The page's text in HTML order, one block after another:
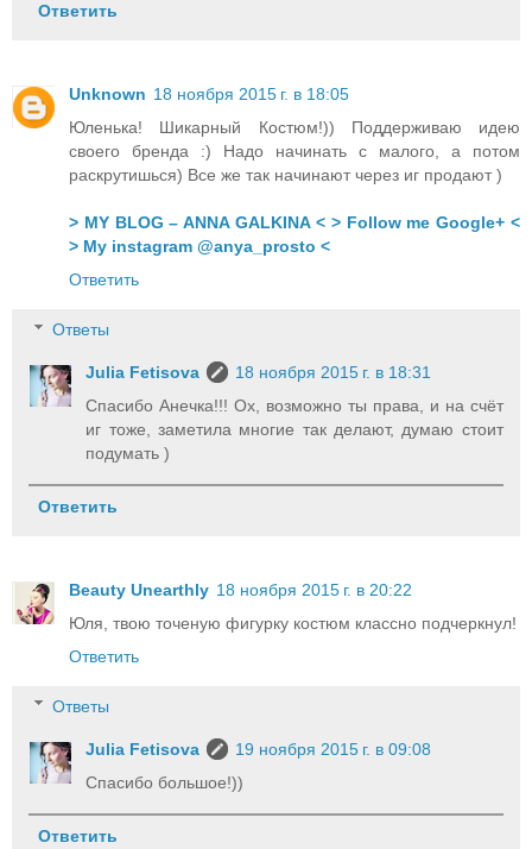
Ответить
Unknown 18 ноября 2015 г. в 18:05
Юленька! Шикарный Костюм!)) Поддерживаю идею
своего бренда :) Надо начинать с малого, а потом
раскрутишься) Все же так начинают через иг продают )
> MY BLOG – ANNA GALKINA < > Follow me Google+ <
> My instagram @anya_prosto <
Ответить
Ответы
Julia Fetisova
18 ноября 2015 г. в 18:31
Спасибо Анечка!!! Ох, возможно ты права, и на счёт
иг тоже, заметила многие так делают, думаю стоит
подумать )
Ответить
Beauty Unearthly 18 ноября 2015 г. в 20:22
Юля, твою точеную фигурку костюм классно подчеркнул!
Ответить
Ответы
Julia Fetisova
19 ноября 2015 г. в 09:08
Спасибо большое!))
Ответить